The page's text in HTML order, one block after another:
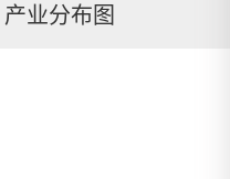
产业分布图